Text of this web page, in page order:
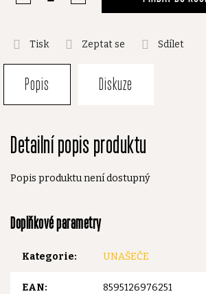
Tisk Zeptat se Sdílet
Popis Diskuze
Detailní popis produktu
Popis produktu není dostupný
Doplňkové parametry
Kategorie: UNAŠEČE
EAN: 8595126976251